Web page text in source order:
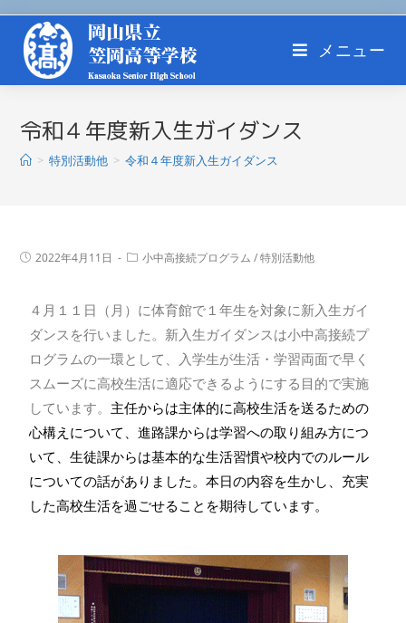
メニュー
令和４年度新入生ガイダンス
> 特別活動他 > 令和４年度新入生ガイダンス
2022年4月11日 小中高接続プログラム / 特別活動他
４月１１日（月）に体育館で１年生を対象に新入生ガイ
ダンスを行いました。新入生ガイダンスは小中高接続プ
ログラムの一環として、入学生が生活・学習両面で早く
スムーズに高校生活に適応できるようにする目的で実施
しています。 主任からは主体的に高校生活を送るための
心構えについて、進路課からは学習への取り組み方につ
いて、生徒課からは基本的な生活習慣や校内でのルール
についての話がありました。本日の内容を生かし、充実
した高校生活を過ごせることを期待しています。